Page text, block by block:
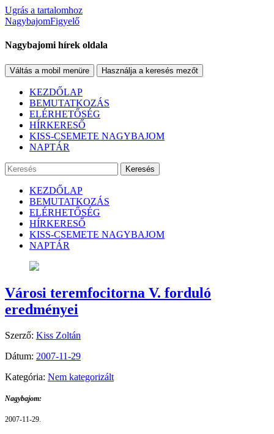
Ugrás a tartalomhoz
NagybajomFigyelő
Nagybajomi hírek oldala
Váltás a mobil menüre Használja a keresés mezőt
KEZDŐLAP
BEMUTATKOZÁS
ELÉRHETŐSÉG
HÍRKERESŐ
KISS-CSEMETE NAGYBAJOM
NAPTÁR
Keresés
KEZDŐLAP
BEMUTATKOZÁS
ELÉRHETŐSÉG
HÍRKERESŐ
KISS-CSEMETE NAGYBAJOM
NAPTÁR
Városi teremfocitorna V. forduló
eredményei
Szerző: Kiss Zoltán
Dátum: 2007-11-29
Kategória: Nem kategorizált
Nagybajom:
2007-11-29.